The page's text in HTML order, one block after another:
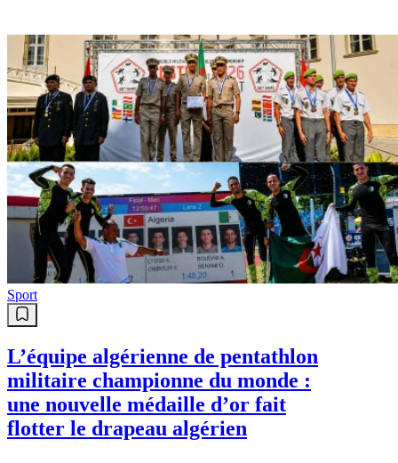
parc
Sport
L’équipe algérienne de pentathlon
militaire championne du monde :